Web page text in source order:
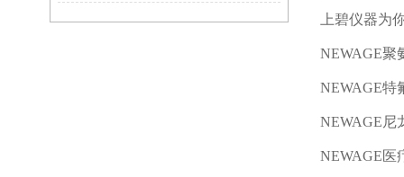
上碧仪器为
NEWAGE聚
NEWAGE特
NEWAGE尼
NEWAGE医